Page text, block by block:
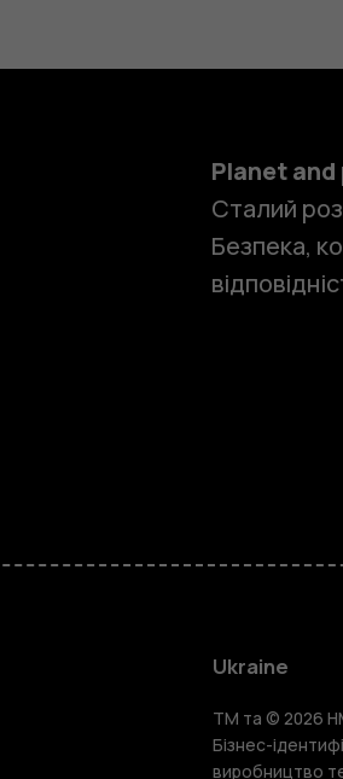
Planet
Сталий
Безпека,
Ukraine
TM та © 2026
Бізнес-
виробництво